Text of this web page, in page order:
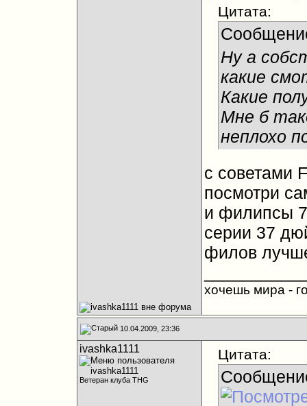
Цитата:
Ну а
какие
Какие
Мне б
неплохо
с советами
посмотри
и филипсы
серии 37
филов
хочешь мира -
10.04.2009, 23:36
ivashka1111
Ветеран клуба THG
Цитата: